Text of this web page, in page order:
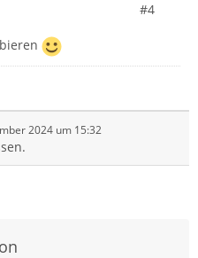
#4
2024 um 15:32